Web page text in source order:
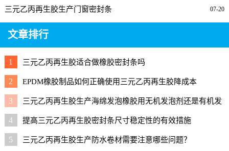
07-20
三元乙丙再生胶生产门窗密封条
文章排行
1 三元乙丙再生胶适合做橡胶密封条吗
2 EPDM橡胶制品如何正确使用三元乙丙再生胶降成本
3
三元乙丙再生胶生产海绵发泡橡胶用无机发泡剂还是有机发
泡剂好？
4 提高三元乙丙再生胶密封条尺寸稳定性的有效措施
5 三元乙丙再生胶生产防水卷材需要注意哪些问题？